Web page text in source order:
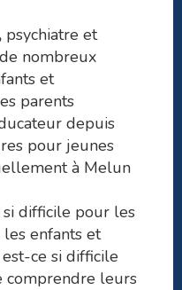
psychiatre et
nombreux
et
parents
depuis
pour jeunes
à Melun
difficile pour les
enfants et
ce si difficile
comprendre leurs